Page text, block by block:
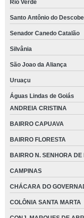
Rio Verde
Santo Antônio do
Senador Canedo Catalão
Silvânia
São Joao da Aliança
Uruaçu
Águas Lindas de Goiás
ANDREIA CRISTINA
BAIRRO CAPUAVA
BAIRRO FLORESTA
BAIRRO N. SENHORA DE
CAMPINAS
CHÁCARA DO
COLÔNIA SANTA MARTA